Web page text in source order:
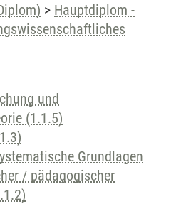
> Hauptdiplom -
und
(1.1.5)
Grundlagen
/ pädagogischer